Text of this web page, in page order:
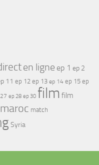
en ligne ep 1 ep 2
11 ep 12 ep 13 ep 14 ep 15 ep
ep 28 ep 30 film film
maroc match
Syria